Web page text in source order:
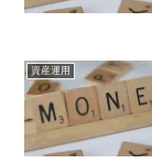
資産運用